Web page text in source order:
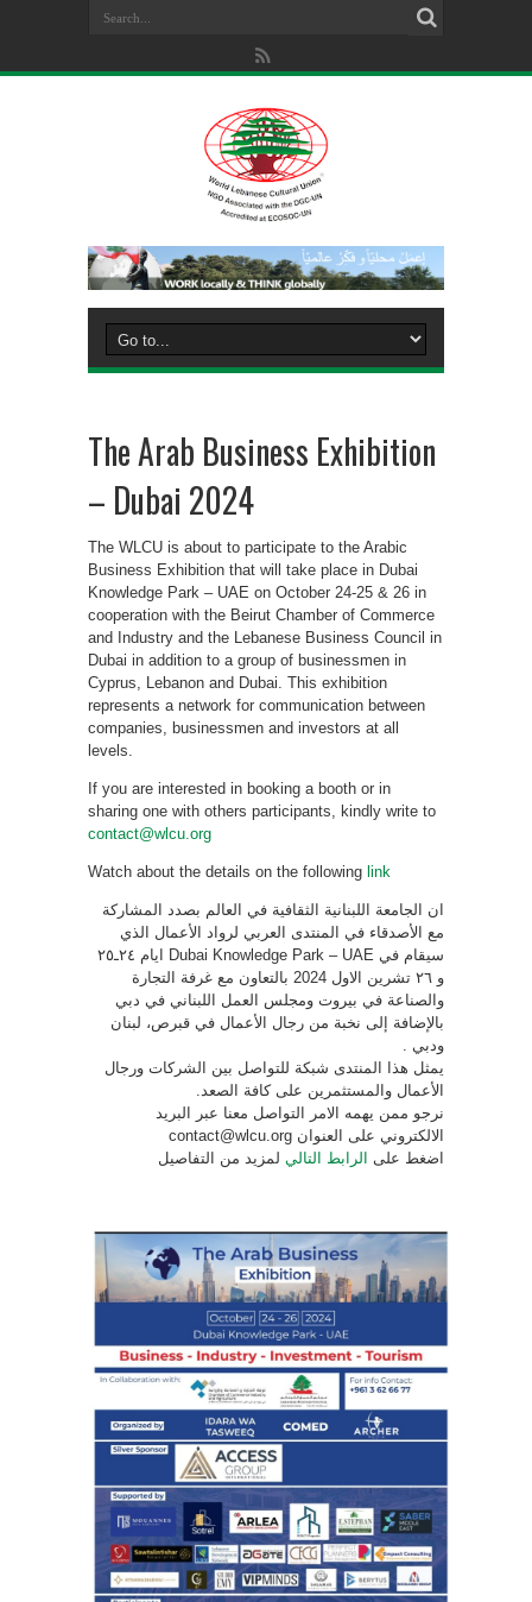
The Arab Business Exhibition
– Dubai 2024
The WLCU is about to participate to the Arabic
Business Exhibition that will take place in Dubai
Knowledge Park – UAE on October 24-25 & 26 in
cooperation with the Beirut Chamber of Commerce
and Industry and the Lebanese Business Council in
Dubai in addition to a group of businessmen in
Cyprus, Lebanon and Dubai. This exhibition
represents a network for communication between
companies, businessmen and investors at all
levels.
If you are interested in booking a booth or in
sharing one with others participants, kindly write to
contact@wlcu.org
Watch about the details on the following link
ان الجامعة اللبنانية الثقافية في العالم بصدد المشاركة
مع الأصدقاء في المنتدى العربي لرواد الأعمال الذي
سيقام في Dubai Knowledge Park – UAE ايام ٢٤ـ٢٥
و ٢٦ تشرين الاول 2024 بالتعاون مع غرفة التجارة
والصناعة في بيروت ومجلس العمل اللبناني في دبي
بالإضافة إلى نخبة من رجال الأعمال في قبرص، لبنان
ودبي .
يمثل هذا المنتدى شبكة للتواصل بين الشركات ورجال
الأعمال والمستثمرين على كافة الصعد.
نرجو ممن يهمه الامر التواصل معنا عبر البريد
الالكتروني على العنوان contact@wlcu.org
اضغط على الرابط التالي لمزيد من التفاصيل